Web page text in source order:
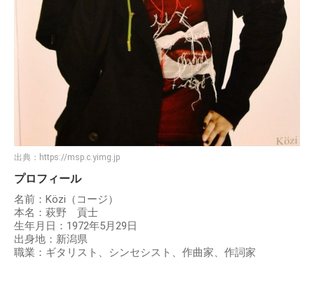
出典： https://msp.c.yimg.jp
プロフィール
名前：Közi（コージ）
本名：萩野 貢士
生年月日：1972年5月29日
出身地：新潟県
職業：ギタリスト、シンセシスト、作曲家、作詞家